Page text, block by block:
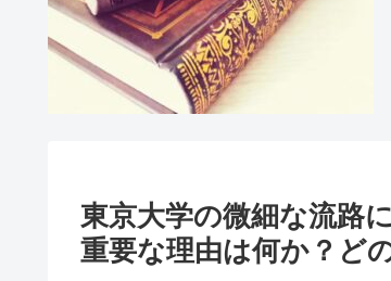
東京大学の微細な流路
重要な理由は何か？ど